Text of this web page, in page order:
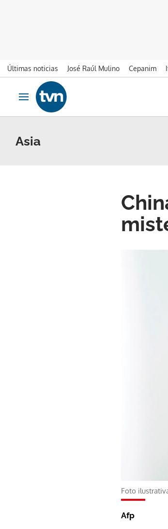
Últimas noticias José Raúl Mulino Cepanim
Ir al contenido
Obrir navegació
Asia
Foto
Afp